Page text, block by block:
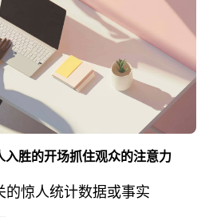
入胜的开场抓住观众的注意力
的惊人统计数据或事实